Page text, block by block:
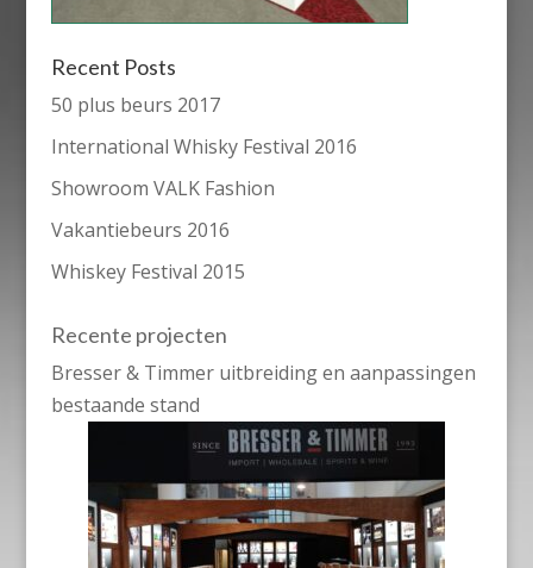
Recent Posts
50 plus beurs 2017
International Whisky Festival 2016
Showroom VALK Fashion
Vakantiebeurs 2016
Whiskey Festival 2015
Recente projecten
Bresser & Timmer uitbreiding en aanpassingen
bestaande stand